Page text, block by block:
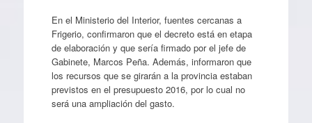
En el Ministerio del Interior, fuentes cercanas a
Frigerio, confirmaron que el decreto está en etapa
de elaboración y que sería firmado por el jefe de
Gabinete, Marcos Peña. Además, informaron que
los recursos que se girarán a la provincia estaban
previstos en el presupuesto 2016, por lo cual no
será una ampliación del gasto.